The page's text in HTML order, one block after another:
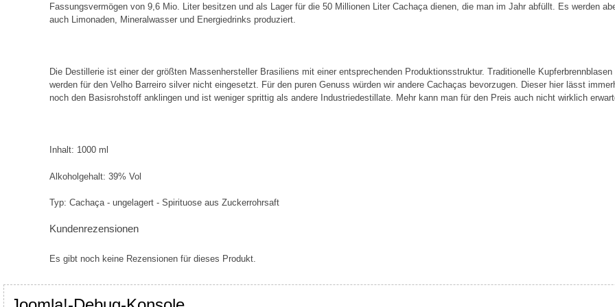
Fassungsvermögen von 9,6 Mio. Liter besitzen und als Lager für die 50 Millionen Liter Cachaça dienen, die man im Jahr abfüllt. Es werden
auch Limonaden, Mineralwasser und Energiedrinks produziert.
Die Destillerie ist einer der größten Massenhersteller Brasiliens mit einer entsprechenden Produktionsstruktur. Traditionelle Kupferbrennblasen
werden für den Velho Barreiro silver nicht eingesetzt. Für den puren Genuss würden wir andere Cachaças bevorzugen. Dieser hier lässt
noch den Basisrohstoff anklingen und ist weniger sprittig als andere Industriedestillate. Mehr kann man für den Preis auch nicht wirklich
Inhalt: 1000 ml
Alkoholgehalt: 39% Vol
Typ: Cachaça - ungelagert - Spirituose aus Zuckerrohrsaft
Kundenrezensionen
Es gibt noch keine Rezensionen für dieses Produkt.